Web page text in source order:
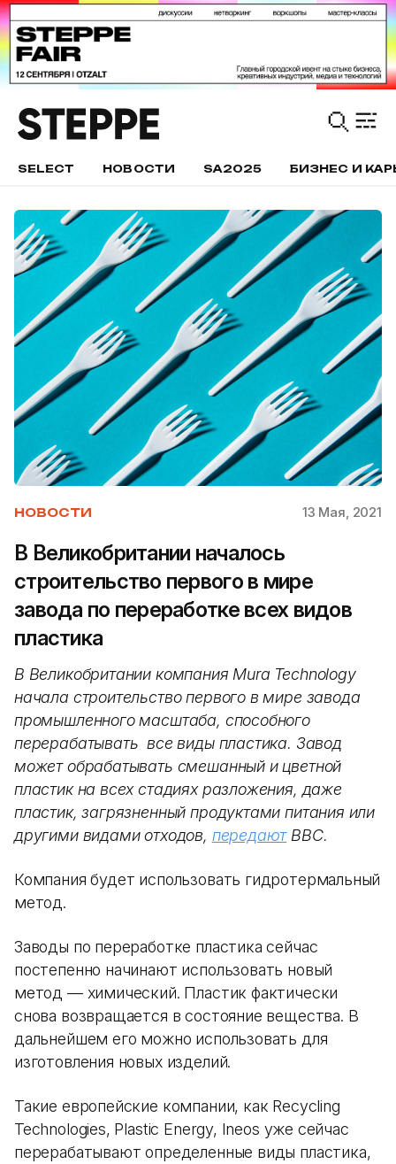
SELECT НОВОСТИ SA2025 БИЗНЕС И
НОВОСТИ 13 Мая, 2021
В Великобритании началось
строительство первого в мире
завода по переработке всех видов
пластика
В Великобритании компания Mura Technology
начала строительство первого в мире завода
промышленного масштаба, способного
перерабатывать все виды пластика. Завод
может обрабатывать смешанный и цветной
пластик на всех стадиях разложения, даже
пластик, загрязненный продуктами питания или
другими видами отходов, передаютBBC.
Компания будет использовать гидротермальный
метод.
Заводы по переработке пластика сейчас
постепенно начинают использовать новый
метод — химический. Пластик фактически
снова возвращается в состояние вещества. В
дальнейшем его можно использовать для
изготовления новых изделий.
Такие европейские компании, как Recycling
Technologies, Plastic Energy, Ineos уже сейчас
перерабатывают определенные виды пластика,